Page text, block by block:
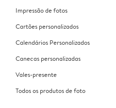
Impressão de fotos
Cartões personalizados
Calendários Personalizados
Canecas personalizadas
Vales-presente
Todos os produtos de foto